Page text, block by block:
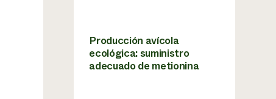
Producción avícola
ecológica: suministro
adecuado de metionina